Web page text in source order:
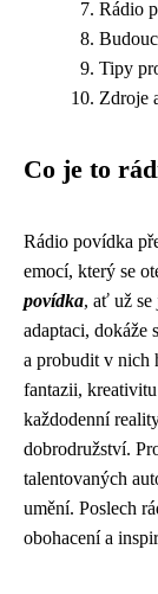
Rádio
Tipy
Zdroje
Co je to
Rádio povídka
emocí, který se
povídka, ať už se
adaptaci, dokáže
a probudit v nich
fantazii,
každodenní
dobrodružství.
talentovaných
umění. Poslech
obohacení a